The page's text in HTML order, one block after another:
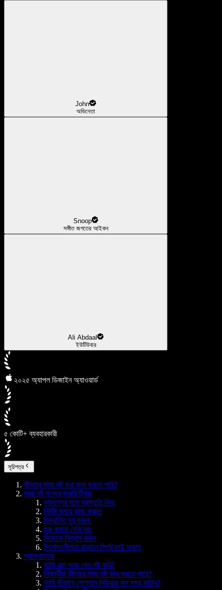
John
অভিনেতা
Snoop
সঙ্গীত জগতের আইকন
Ali Abdaal
ইউটিউবার
২০২৫ অ্যাপল ডিজাইন অ্যাওয়ার্ড
৫ কোটি+ ব্যবহারকারী
সূচিপত্র
কীভাবে সময় নষ্ট করা বন্ধ করতে পারি?
সময় নষ্ট বন্ধের জরুরি টিপস
সাফল্যের পথে প্রস্তুতি নিন:
নির্দিষ্ট সময়ে কাজ করুন:
বিভ্রান্তি দূর করুন:
শুরু করতে দেরি নয়:
নিজেকে বিশ্বাস করুন
উৎপাদনশীলতা বাড়াতে স্পিচিফাই অ্যাপ
প্রশ্নোত্তর
আমি এত সময় কেন নষ্ট করি?
শিক্ষার্থীরা কীভাবে সময় নষ্ট বন্ধ করতে পারে?
আমি কীভাবে সোশ্যাল মিডিয়ায় কম সময় কাটাব?